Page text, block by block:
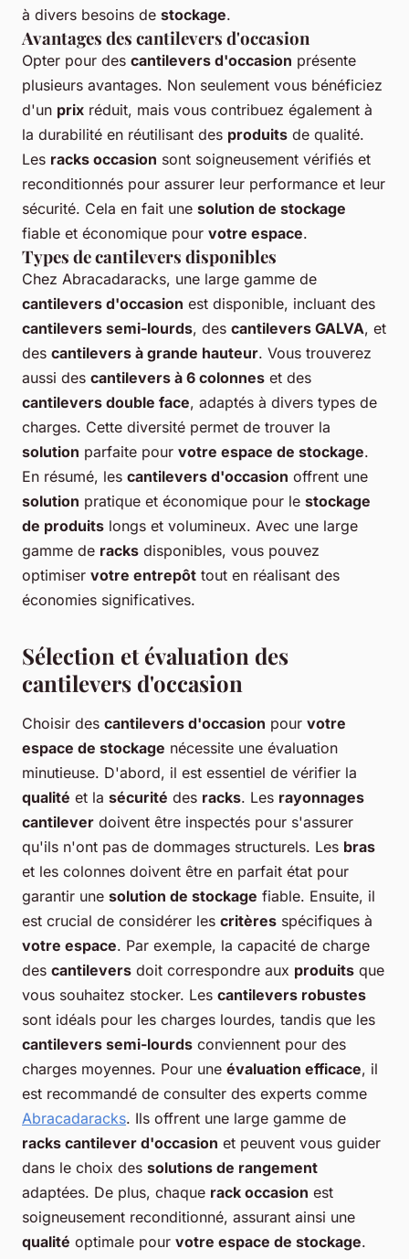
à divers besoins de stockage.
Avantages des cantilevers d'occasion
Opter pour des cantilevers d'occasion présente
plusieurs avantages. Non seulement vous bénéficiez
d'un prix réduit, mais vous contribuez également à
la durabilité en réutilisant des produits de qualité.
Les racks occasion sont soigneusement vérifiés et
reconditionnés pour assurer leur performance et leur
sécurité. Cela en fait une solution de stockage
fiable et économique pour votre espace.
Types de cantilevers disponibles
Chez Abracadaracks, une large gamme de
cantilevers d'occasion est disponible, incluant des
cantilevers semi-lourds, des cantilevers GALVA, et
des cantilevers à grande hauteur. Vous trouverez
aussi des cantilevers à 6 colonnes et des
cantilevers double face, adaptés à divers types de
charges. Cette diversité permet de trouver la
solution parfaite pour votre espace de stockage.
En résumé, les cantilevers d'occasion offrent une
solution pratique et économique pour le stockage
de produits longs et volumineux. Avec une large
gamme de racks disponibles, vous pouvez
optimiser votre entrepôt tout en réalisant des
économies significatives.
Sélection et évaluation des
cantilevers d'occasion
Choisir des cantilevers d'occasion pour votre
espace de stockage nécessite une évaluation
minutieuse. D'abord, il est essentiel de vérifier la
qualité et la sécurité des racks. Les rayonnages
cantilever doivent être inspectés pour s'assurer
qu'ils n'ont pas de dommages structurels. Les bras
et les colonnes doivent être en parfait état pour
garantir une solution de stockage fiable. Ensuite, il
est crucial de considérer les critères spécifiques à
votre espace. Par exemple, la capacité de charge
des cantilevers doit correspondre aux produits que
vous souhaitez stocker. Les cantilevers robustes
sont idéals pour les charges lourdes, tandis que les
cantilevers semi-lourds conviennent pour des
charges moyennes. Pour une évaluation efficace, il
est recommandé de consulter des experts comme
Abracadaracks. Ils offrent une large gamme de
racks cantilever d'occasion et peuvent vous guider
dans le choix des solutions de rangement
adaptées. De plus, chaque rack occasion est
soigneusement reconditionné, assurant ainsi une
qualité optimale pour votre espace de stockage.